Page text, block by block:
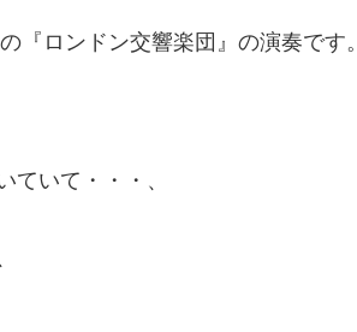
『ロンドン交響楽団』の演奏です。
ていて・・・、